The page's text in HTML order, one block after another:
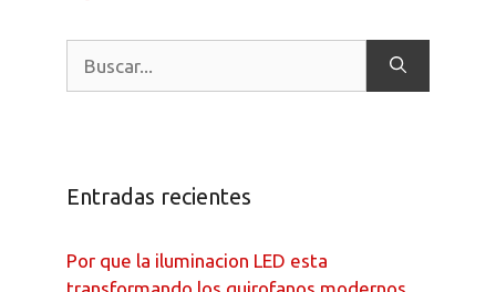
Entradas recientes
Por que la iluminacion LED esta